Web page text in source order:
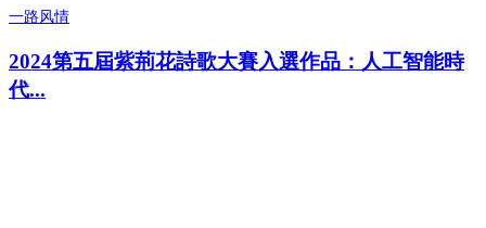
一路风情
2024第五屆紫荊花詩歌大賽入選作品：人工智能時
代...